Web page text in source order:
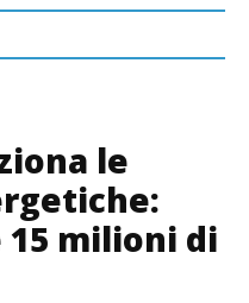
le
milioni di